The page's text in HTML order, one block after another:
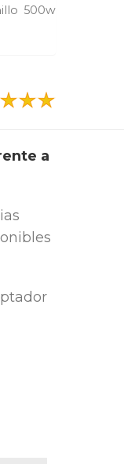
500w
a